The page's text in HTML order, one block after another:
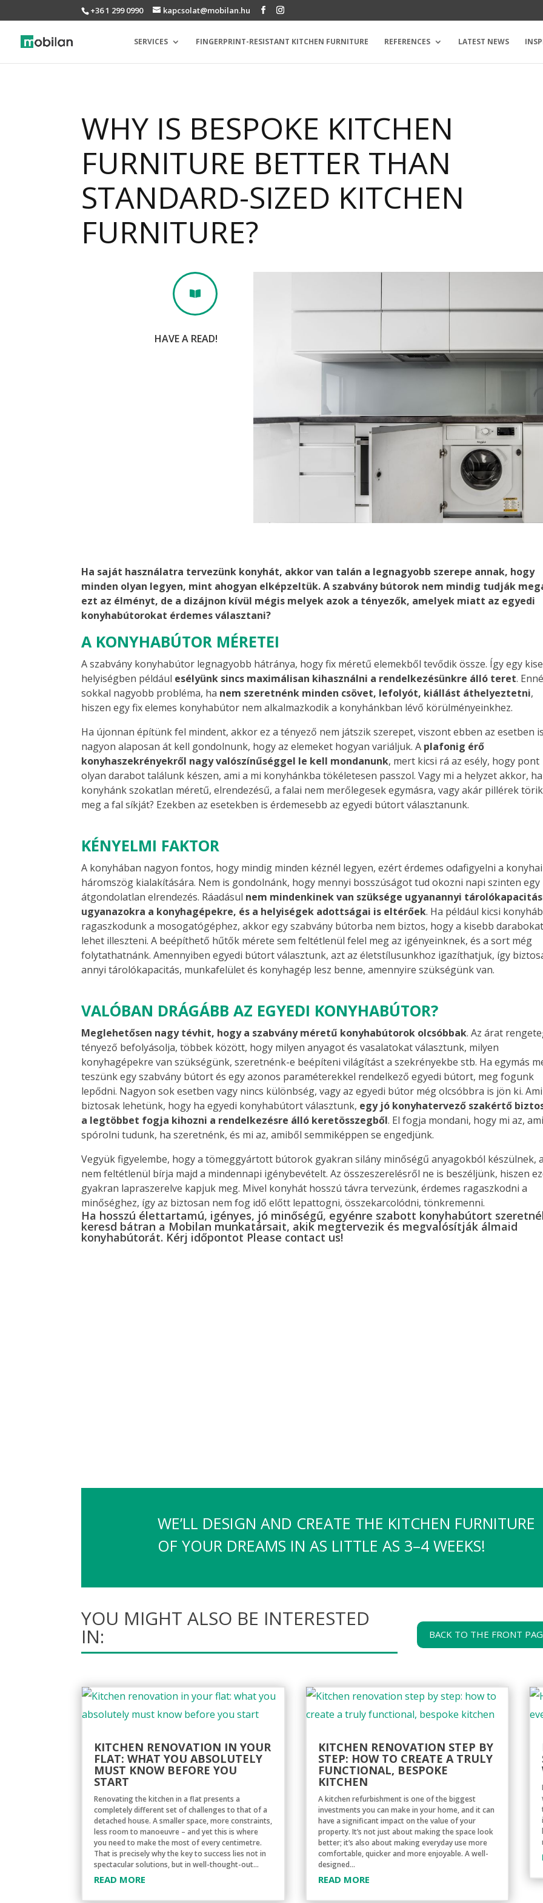
+36 1 299 0990 kapcsolat@mobilan.hu
SERVICES FINGERPRINT-RESISTANT KITCHEN FURNITURE REFERENCES LATEST NEWS
WHY IS BESPOKE KITCHEN
FURNITURE BETTER THAN
STANDARD-SIZED KITCHEN
FURNITURE?

HAVE A READ!
Ha saját használatra tervezünk konyhát, akkor van talán a legnagyobb szerepe annak, hogy
minden olyan legyen, mint ahogyan elképzeltük. A szabvány bútorok nem mindig tudják
ezt az élményt, de a dizájnon kívül mégis melyek azok a tényezők, amelyek miatt az egyedi
konyhabútorokat érdemes választani?
A KONYHABÚTOR MÉRETEI
A szabvány konyhabútor legnagyobb hátránya, hogy fix méretű elemekből tevődik össze. Így egy
helyiségben például esélyünk sincs maximálisan kihasználni a rendelkezésünkre álló teret.
sokkal nagyobb probléma, ha nem szeretnénk minden csövet, lefolyót, kiállást áthelyeztetni,
hiszen egy fix elemes konyhabútor nem alkalmazkodik a konyhánkban lévő körülményeinkhez.
Ha újonnan építünk fel mindent, akkor ez a tényező nem játszik szerepet, viszont ebben az esetben is
nagyon alaposan át kell gondolnunk, hogy az elemeket hogyan variáljuk. A plafonig érő
konyhaszekrényekről nagy valószínűséggel le kell mondanunk, mert kicsi rá az esély, hogy pont
olyan darabot találunk készen, ami a mi konyhánkba tökéletesen passzol. Vagy mi a helyzet akkor,
konyhánk szokatlan méretű, elrendezésű, a falai nem merőlegesek egymásra, vagy akár pillérek törik
meg a fal síkját? Ezekben az esetekben is érdemesebb az egyedi bútort választanunk.
KÉNYELMI FAKTOR
A konyhában nagyon fontos, hogy mindig minden kéznél legyen, ezért érdemes odafigyelni a konyhai
háromszög kialakítására. Nem is gondolnánk, hogy mennyi bosszúságot tud okozni napi szinten egy
átgondolatlan elrendezés. Ráadásul nem mindenkinek van szüksége ugyanannyi
ugyanazokra a konyhagépekre, és a helyiségek adottságai is eltérőek. Ha például kicsi
ragaszkodunk a mosogatógéphez, akkor egy szabvány bútorba nem biztos, hogy a kisebb
lehet illeszteni. A beépíthető hűtők mérete sem feltétlenül felel meg az igényeinknek, és a sort még
folytathatnánk. Amennyiben egyedi bútort választunk, azt az életstílusunkhoz igazíthatjuk, így
annyi tárolókapacitás, munkafelület és konyhagép lesz benne, amennyire szükségünk van.
VALÓBAN DRÁGÁBB AZ EGYEDI KONYHABÚTOR?
Meglehetősen nagy tévhit, hogy a szabvány méretű konyhabútorok olcsóbbak. Az árat
tényező befolyásolja, többek között, hogy milyen anyagot és vasalatokat választunk, milyen
konyhagépekre van szükségünk, szeretnénk-e beépíteni világítást a szekrényekbe stb. Ha egymás
teszünk egy szabvány bútort és egy azonos paraméterekkel rendelkező egyedi bútort, meg fogunk
lepődni. Nagyon sok esetben vagy nincs különbség, vagy az egyedi bútor még olcsóbbra is jön ki.
biztosak lehetünk, hogy ha egyedi konyhabútort választunk, egy jó konyhatervező szakértő
a legtöbbet fogja kihozni a rendelkezésre álló keretösszegből. El fogja mondani, hogy mi az,
spórolni tudunk, ha szeretnénk, és mi az, amiből semmiképpen se engedjünk.
Vegyük figyelembe, hogy a tömeggyártott bútorok gyakran silány minőségű anyagokból készülnek,
nem feltétlenül bírja majd a mindennapi igénybevételt. Az összeszerelésről ne is beszéljünk, hiszen
gyakran lapraszerelve kapjuk meg. Mivel konyhát hosszú távra tervezünk, érdemes ragaszkodni a
minőséghez, így az biztosan nem fog idő előtt lepattogni, összekarcolódni, tönkremenni.
Ha hosszú élettartamú, igényes, jó minőségű, egyénre szabott konyhabútort
keresd bátran a Mobilan munkatársait, akik megtervezik és megvalósítják álmaid
konyhabútorát. Kérj időpontot Please contact us!
WE’LL DESIGN AND CREATE THE KITCHEN FURNITURE
OF YOUR DREAMS IN AS LITTLE AS 3–4 WEEKS!
YOU MIGHT ALSO BE INTERESTED
IN: BACK TO THE FRONT
KITCHEN RENOVATION IN YOUR
FLAT: WHAT YOU ABSOLUTELY
MUST KNOW BEFORE YOU
START
Renovating the kitchen in a flat presents a
completely different set of challenges to that of a
detached house. A smaller space, more constraints,
less room to manoeuvre – and yet this is where
you need to make the most of every centimetre.
That is precisely why the key to success lies not in
spectacular solutions, but in well-thought-out...
READ MORE
KITCHEN RENOVATION STEP BY
STEP: HOW TO CREATE A TRULY
FUNCTIONAL, BESPOKE
KITCHEN
A kitchen refurbishment is one of the biggest
investments you can make in your home, and it can
have a significant impact on the value of your
property. It’s not just about making the space look
better; it’s also about making everyday use more
comfortable, quicker and more enjoyable. A well-
designed...
READ MORE